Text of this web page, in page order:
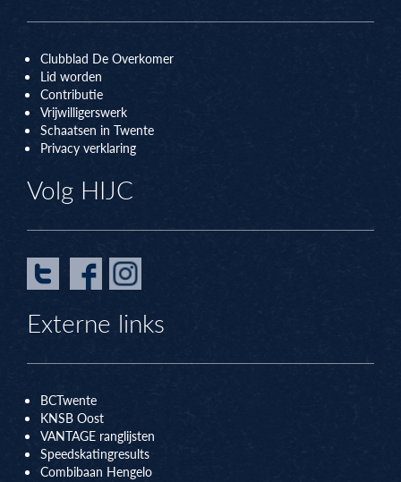
Clubblad De Overkomer
Lid worden
Contributie
Vrijwilligerswerk
Schaatsen in Twente
Privacy verklaring
Volg HIJC
Externe links
BCTwente
KNSB Oost
VANTAGE ranglijsten
Speedskatingresults
Combibaan Hengelo